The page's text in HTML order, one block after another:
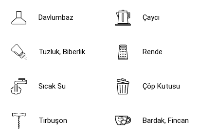
Davlumbaz Çaycı
Tuzluk, Biberlik Rende
Sıcak Su Çöp Kutusu
Tirbuşon Bardak, Fincan